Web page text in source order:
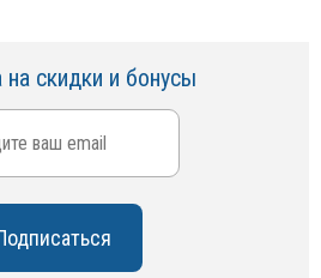
на скидки и бонусы